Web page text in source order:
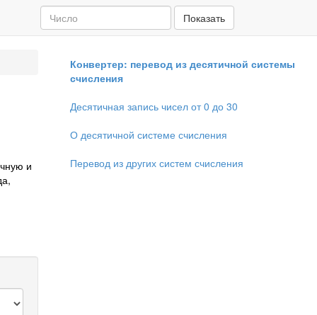
Показать
и
Конвертер: перевод из десятичной системы
счисления
Десятичная запись чисел от 0 до 30
О десятичной системе счисления
Перевод из других систем счисления